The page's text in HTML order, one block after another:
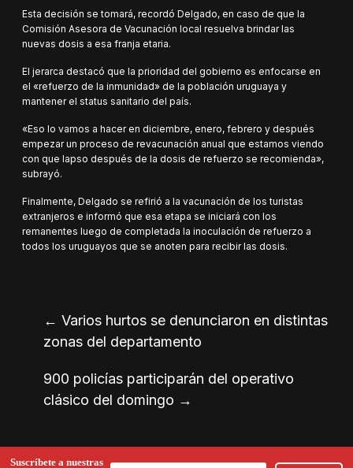
Esta decisión se tomará, recordó Delgado, en caso de que la
Comisión Asesora de Vacunación local resuelva brindar las
nuevas dosis a esa franja etaria.
El jerarca destacó que la prioridad del gobierno es enfocarse en
el «refuerzo de la inmunidad» de la población uruguaya y
mantener el status sanitario del país.
«Eso lo vamos a hacer en diciembre, enero, febrero y después
empezar un proceso de revacunación anual que estamos viendo
con que lapso después de la dosis de refuerzo se recomienda»,
subrayó.
Finalmente, Delgado se refirió a la vacunación de los turistas
extranjeros e informó que esa etapa se iniciará con los
remanentes luego de completada la inoculación de refuerzo a
todos los uruguayos que se anoten para recibir las dosis.
← Varios hurtos se denunciaron en distintas
zonas del departamento
900 policías participarán del operativo
clásico del domingo →
Suscríbete a nuestras